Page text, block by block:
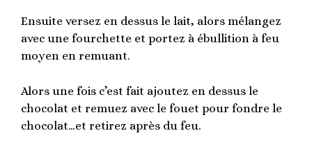
Ensuite versez en dessus le lait, alors mélangez
avec une fourchette et portez à ébullition à feu
moyen en remuant.
Alors une fois c’est fait ajoutez en dessus le
chocolat et remuez avec le fouet pour fondre le
chocolat…et retirez après du feu.